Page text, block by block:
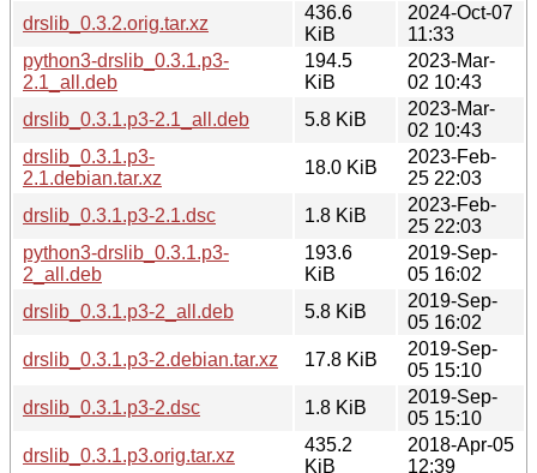
drslib_0.3.2.orig.tar.xz
436.6
KiB
2024-Oct-07
11:33
python3-drslib_0.3.1.p3-
2.1_all.deb
194.5
KiB
2023-Mar-
02 10:43
drslib_0.3.1.p3-2.1_all.deb
5.8 KiB
2023-Mar-
02 10:43
drslib_0.3.1.p3-
2.1.debian.tar.xz
18.0 KiB
2023-Feb-
25 22:03
drslib_0.3.1.p3-2.1.dsc
1.8 KiB
2023-Feb-
25 22:03
python3-drslib_0.3.1.p3-
2_all.deb
193.6
KiB
2019-Sep-
05 16:02
drslib_0.3.1.p3-2_all.deb
5.8 KiB
2019-Sep-
05 16:02
drslib_0.3.1.p3-2.debian.tar.xz
17.8 KiB
2019-Sep-
05 15:10
drslib_0.3.1.p3-2.dsc
1.8 KiB
2019-Sep-
05 15:10
drslib_0.3.1.p3.orig.tar.xz
435.2
KiB
2018-Apr-05
12:39